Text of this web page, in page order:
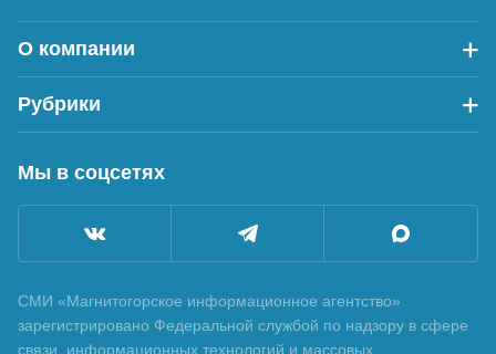
О компании
Рубрики
Мы в соцсетях
СМИ «Магнитогорское информационное агентство»
зарегистрировано Федеральной службой по надзору в сфере
связи, информационных технологий и массовых